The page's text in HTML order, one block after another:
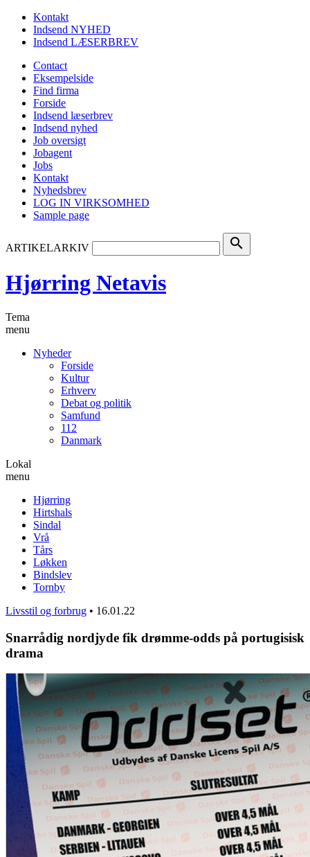
Kontakt
Indsend NYHED
Indsend LÆSERBREV
Contact
Eksempelside
Find firma
Forside
Indsend læserbrev
Indsend nyhed
Job oversigt
Jobagent
Jobs
Kontakt
Nyhedsbrev
LOG IN VIRKSOMHED
Sample page
ARTIKELARKIV search
Hjørring Netavis
Tema
menu
Nyheder
Forside
Kultur
Erhverv
Debat og politik
Samfund
112
Danmark
Lokal
menu
Hjørring
Hirtshals
Sindal
Vrå
Tårs
Løkken
Bindslev
Tornby
Livsstil og forbrug • 16.01.22
Snarrådig nordjyde fik drømme-odds på portugisisk
drama